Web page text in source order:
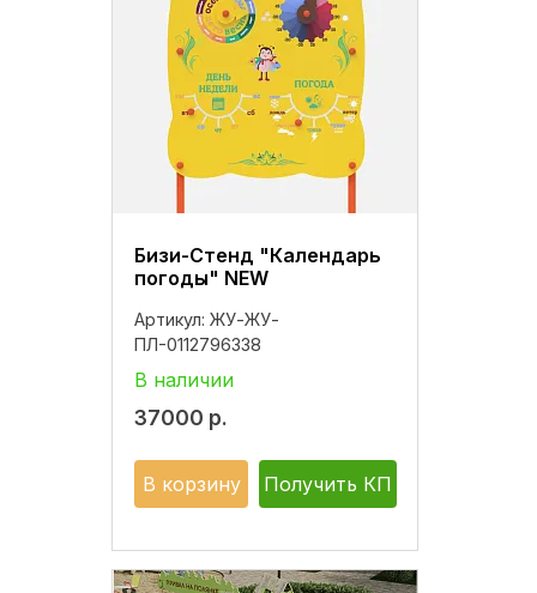
Бизи-Стенд "Календарь
погоды" NEW
Артикул: ЖУ-ЖУ-
ПЛ-0112796338
В наличии
37000 р.
В корзину Получить КП